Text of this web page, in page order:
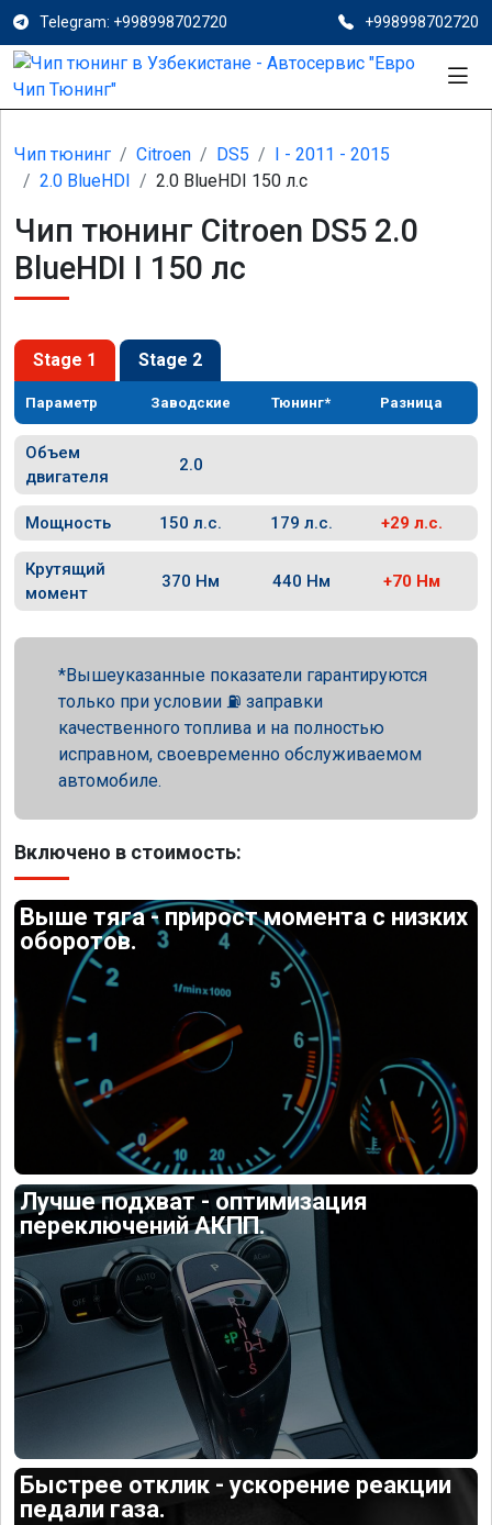
Telegram: +998998702720 +998998702720
Чип тюнинг Citroen DS5
I - 2011 - 2015
2.0 BlueHDI
2.0 BlueHDI 150 л.с
Чип тюнинг Citroen DS5 2.0
BlueHDI I 150 лс
Stage 1 Stage 2
Параметр Заводские Тюнинг* Разница
Объем
двигателя
2.0
Мощность 150 л.с. 179 л.с. +29 л.с.
Крутящий
момент
370 Нм 440 Нм +70 Нм
Вышеуказанные показатели гарантируются
только при условии ⛽ заправки
качественного топлива и на полностью
исправном, своевременно обслуживаемом
автомобиле.
Включено в стоимость:
Выше тяга - прирост момента с низких
оборотов.
Лучше подхват - оптимизация
переключений АКПП.
Быстрее отклик - ускорение реакции
педали газа.